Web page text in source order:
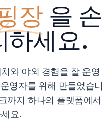
장 을 손
하세요.
와 야외 경험을 잘 운영
영자를 위해 만들었습니
까지 하나의 플랫폼에서
요.